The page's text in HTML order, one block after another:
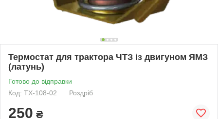
Термостат для трактора ЧТЗ із двигуном ЯМЗ
(латунь)
Готово до відправки
Код: ТХ-108-02
Роздріб
250 ₴